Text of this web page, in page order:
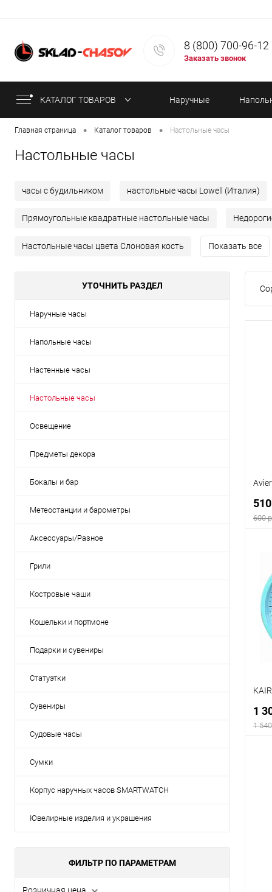
8 (800) 700-96-12
Заказать звонок
КАТАЛОГ ТОВАРОВ Наручные
Главная страница • Каталог товаров • Настольные часы
Настольные часы
часы с будильником настольные часы Lowell (Италия)
Прямоугольные квадратные настольные часы
Настольные часы цвета Слоновая кость Показать все
УТОЧНИТЬ РАЗДЕЛ
Наручные часы
Напольные часы
Настенные часы
Настольные часы
Освещение
Предметы декора
Бокалы и бар
Метеостанции и барометры
Аксессуары/Разное
Грили
Костровые чаши
Кошельки и портмоне
Подарки и сувениры
Статуэтки
Сувениры
Судовые часы
Сумки
Корпус наручных часов SMARTWATCH
Ювелирные изделия и украшения
ФИЛЬТР ПО ПАРАМЕТРАМ
600
клик
1
1